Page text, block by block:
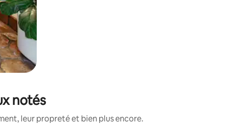
notés
leur propreté et bien plus encore.